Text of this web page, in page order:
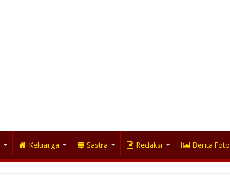
Keluarga Sastra Redaksi Berita Foto